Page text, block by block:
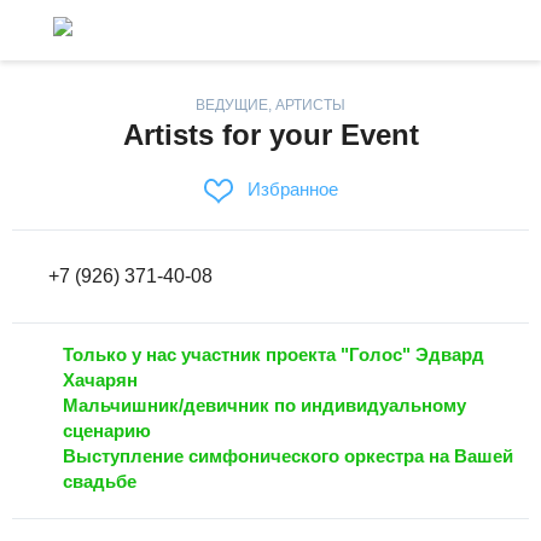
ВЕДУЩИЕ, АРТИСТЫ
Artists for your Event
Избранное
+7 (926) 371-40-08
Только у нас участник проекта "Голос" Эдвард
Хачарян
Мальчишник/девичник по индивидуальному
сценарию
Выступление симфонического оркестра на Вашей
свадьбе